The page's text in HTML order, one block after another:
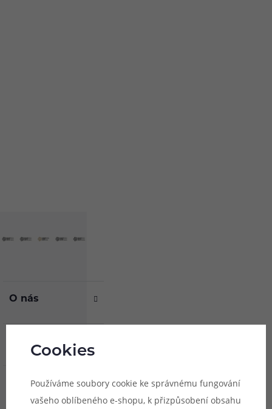
O nás
Vše o nákupu
Užitečné
odkazy
Cookies
Používáme soubory cookie ke správnému fungování
vašeho oblíbeného e-shopu, k přizpůsobení obsahu